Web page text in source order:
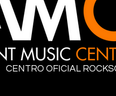
CENTRO OFICIAL